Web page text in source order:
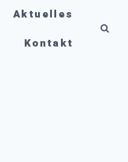
Aktuelles
Kontakt